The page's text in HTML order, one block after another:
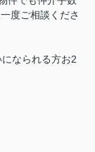
度ご相談くださ
なられる方お2